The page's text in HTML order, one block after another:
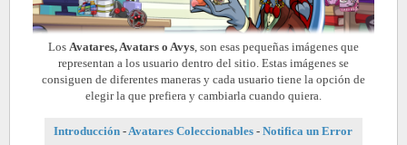
Los Avatares,Avatars o Avys, son esas pequeñas imágenes que
representan a los usuario dentro del sitio. Estas imágenes se
consiguen de diferentes maneras y cada usuario tiene la opción de
elegir la que prefiera y cambiarla cuando quiera.
Introducción -Avatares Coleccionables -Notifica un Error